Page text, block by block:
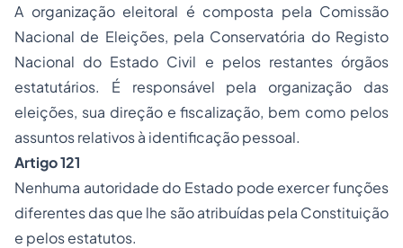
A organização eleitoral é composta pela Comissão
Nacional de Eleições, pela Conservatória do Registo
Nacional do Estado Civil e pelos restantes órgãos
estatutários. É responsável pela organização das
eleições, sua direção e fiscalização, bem como pelos
assuntos relativos à identificação pessoal.
Artigo 121
Nenhuma autoridade do Estado pode exercer funções
diferentes das que lhe são atribuídas pela Constituição
e pelos estatutos.